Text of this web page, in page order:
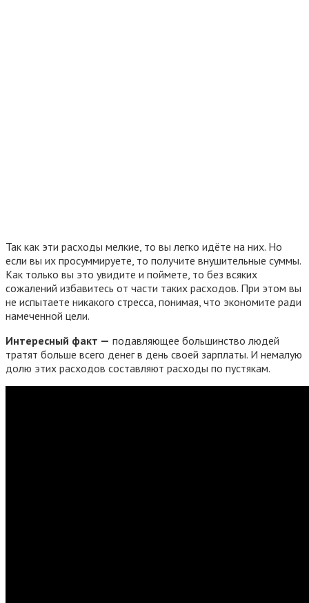
Так как эти расходы мелкие, то вы легко идёте на них. Но
если вы их просуммируете, то получите внушительные суммы.
Как только вы это увидите и поймете, то без всяких
сожалений избавитесь от части таких расходов. При этом вы
не испытаете никакого стресса, понимая, что экономите ради
намеченной цели.
Интересный факт — подавляющее большинство людей
тратят больше всего денег в день своей зарплаты. И немалую
долю этих расходов составляют расходы по пустякам.